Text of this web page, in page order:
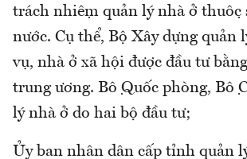
trách nhiệm quản lý nhà ở thuộc
nước. Cụ thể, Bộ Xây dựng quản
vụ, nhà ở xã hội được đầu tư
trung ương. Bộ Quốc phòng, Bộ
lý nhà ở do hai bộ đầu tư;
Ủy ban nhân dân cấp tỉnh quản